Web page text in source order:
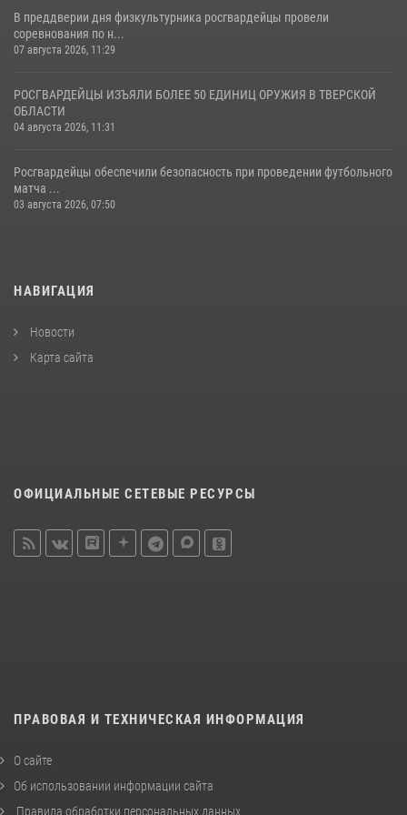
В преддверии дня физкультурника росгвардейцы провели
соревнования по н...
07 августа 2026, 11:29
РОСГВАРДЕЙЦЫ ИЗЪЯЛИ БОЛЕЕ 50 ЕДИНИЦ ОРУЖИЯ В ТВЕРСКОЙ
ОБЛАСТИ
04 августа 2026, 11:31
Росгвардейцы обеспечили безопасность при проведении футбольного
матча ...
03 августа 2026, 07:50
НАВИГАЦИЯ
Новости
Карта сайта
ОФИЦИАЛЬНЫЕ СЕТЕВЫЕ РЕСУРСЫ
ПРАВОВАЯ И ТЕХНИЧЕСКАЯ ИНФОРМАЦИЯ
О сайте
Об использовании информации сайта
Правила обработки персональных данных